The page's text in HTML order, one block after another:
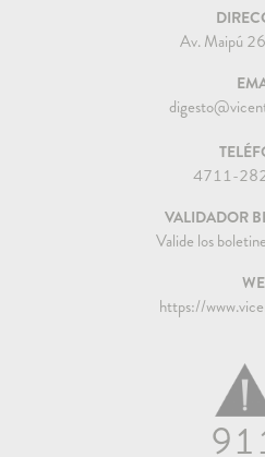
Av. Maipú
4711-
VALIDADOR
Valide los
https://